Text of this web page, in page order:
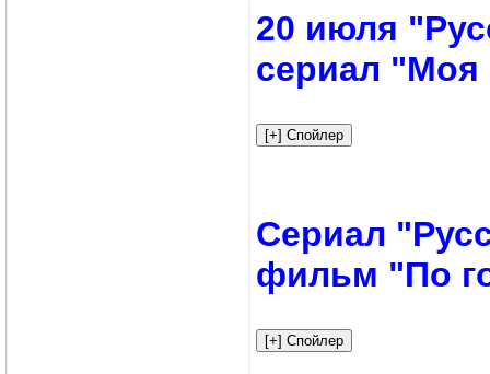
20 июля
сериал
Сериал
фильм "По